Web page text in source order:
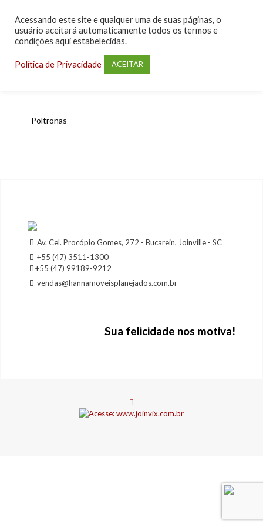
Poltronas
Av. Cel. Procópio Gomes, 272 - Bucarein, Joinville - SC
+55 (47) 3511-1300
+55 (47) 99189-9212
vendas@hannamoveisplanejados.com.br
Sua felicidade nos motiva!
Acessando este site e qualquer uma de suas páginas, o
usuário aceitará automaticamente todos os termos e
condições aqui estabelecidas.
Política de Privacidade ACEITAR